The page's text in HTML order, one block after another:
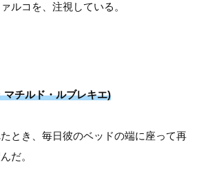
ルコを、注視している。
チルド・ルブレキエ)
とき、毎日彼のベッドの端に座って再
だ。